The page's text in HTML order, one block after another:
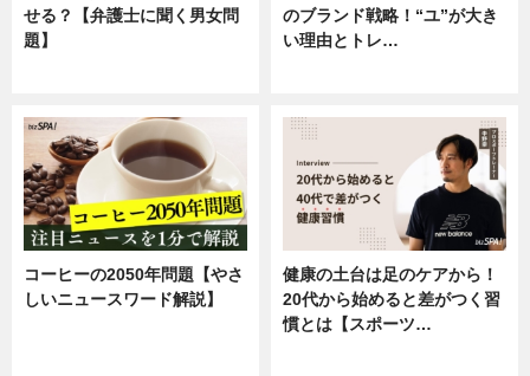
せる？【弁護士に聞く男女問
題】
のブランド戦略！“ユ”が大き
い理由とトレ…
コーヒーの2050年問題【やさ
しいニュースワード解説】
健康の土台は足のケアから！
20代から始めると差がつく習
慣とは【スポーツ…